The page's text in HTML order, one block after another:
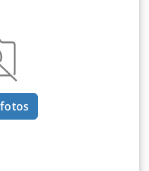
carga: 5.500 mm Frenos
Se aceptan errores u
su vehículo usado como
directamente
NUTZFAHRZEUGE GMBH
español, polaco,